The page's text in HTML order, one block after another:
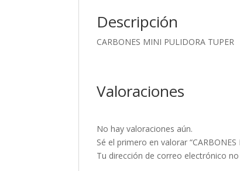
Descripción
CARBONES MINI PULIDORA TUPER
Valoraciones
No hay valoraciones aún.
Sé el primero en valorar “CARBONES
Tu dirección de correo electrónico no